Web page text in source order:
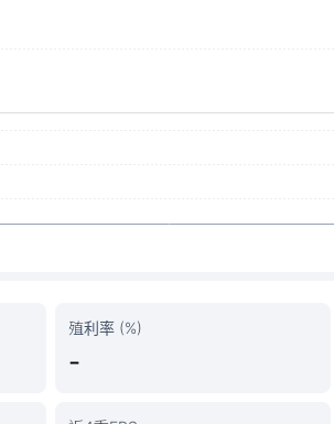
殖利率 (%)
-